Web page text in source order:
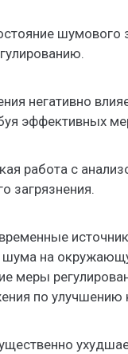
шумового
негативно
эффективных
работа с
загрязнения.
шума на
меры
по